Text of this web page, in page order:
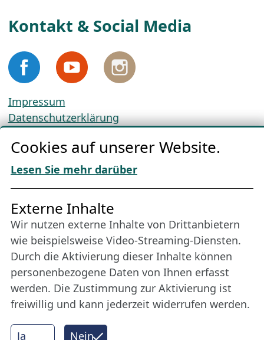
Kontakt & Social Media
Impressum
Datenschutzerklärung
AGBs
Download „Nordic Tango“
Freundes­kreis
Bleiben Sie uns das ganze Jahr über verbunden:
Werden Sie Freund der Nordischen Filmtage
Lübeck.
Mehr erfahren
Cookies auf unserer Website.
Lesen Sie mehr darüber
Ja Nein
Externe Inhalte
Wir nutzen externe Inhalte von Drittanbietern
wie beispielsweise Video-Streaming-Diensten.
Durch die Aktivierung dieser Inhalte können
personenbezogene Daten von Ihnen erfasst
werden. Die Zustimmung zur Aktivierung ist
freiwillig und kann jederzeit widerrufen werden.